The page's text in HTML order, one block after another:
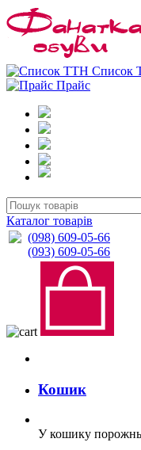
Список
Прайс
Каталог товарів
(098) 609-05-66
(093) 609-05-66
Кошик
У кошику